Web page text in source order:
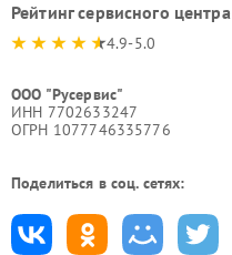
Рейтинг сервисного центра
4.9-5.0
ООО "Русервис"
ИНН 7702633247
ОГРН 1077746335776
Поделиться в соц. сетях: